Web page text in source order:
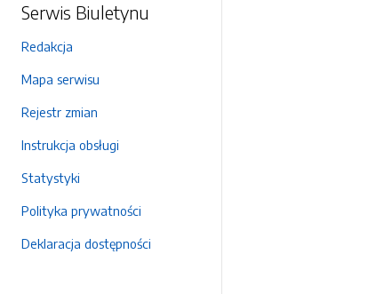
Serwis Biuletynu
Redakcja
Mapa serwisu
Rejestr zmian
Instrukcja obsługi
Statystyki
Polityka prywatności
Deklaracja dostępności